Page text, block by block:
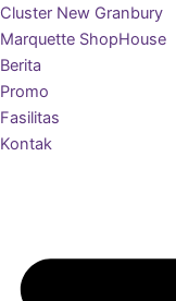
Cluster New Granbury
Marquette ShopHouse
Berita
Promo
Fasilitas
Kontak